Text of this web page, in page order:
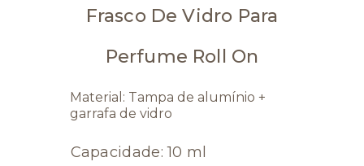
Frasco De Vidro Para
Perfume Roll On
Material: Tampa de alumínio +
garrafa de vidro
Capacidade: 10 ml